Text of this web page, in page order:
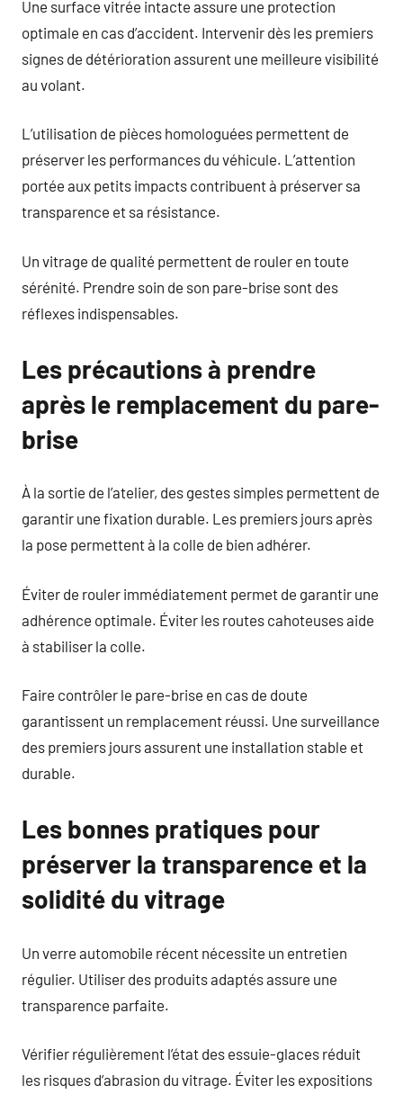
Une surface vitrée intacte assure une protection
optimale en cas d’accident. Intervenir dès les premiers
signes de détérioration assurent une meilleure visibilité
au volant.
L’utilisation de pièces homologuées permettent de
préserver les performances du véhicule. L’attention
portée aux petits impacts contribuent à préserver sa
transparence et sa résistance.
Un vitrage de qualité permettent de rouler en toute
sérénité. Prendre soin de son pare-brise sont des
réflexes indispensables.
Les précautions à prendre
après le remplacement du pare-
brise
À la sortie de l’atelier, des gestes simples permettent de
garantir une fixation durable. Les premiers jours après
la pose permettent à la colle de bien adhérer.
Éviter de rouler immédiatement permet de garantir une
adhérence optimale. Éviter les routes cahoteuses aide
à stabiliser la colle.
Faire contrôler le pare-brise en cas de doute
garantissent un remplacement réussi. Une surveillance
des premiers jours assurent une installation stable et
durable.
Les bonnes pratiques pour
préserver la transparence et la
solidité du vitrage
Un verre automobile récent nécessite un entretien
régulier. Utiliser des produits adaptés assure une
transparence parfaite.
Vérifier régulièrement l’état des essuie-glaces réduit
les risques d’abrasion du vitrage. Éviter les expositions